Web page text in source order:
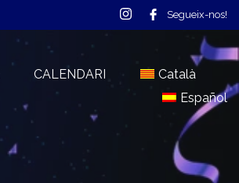
Segueix-nos!
CALENDARI
Català
Español